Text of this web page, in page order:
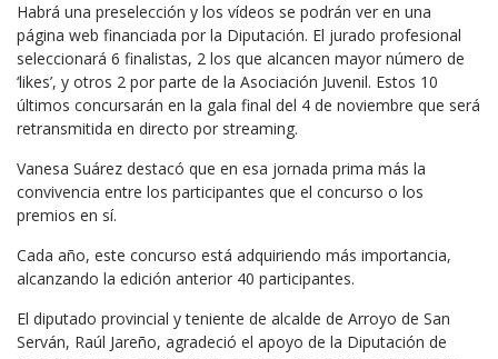
Habrá una preselección y los vídeos se podrán ver en una
página web financiada por la Diputación. El jurado profesional
seleccionará 6 finalistas, 2 los que alcancen mayor número de
‘likes’, y otros 2 por parte de la Asociación Juvenil. Estos 10
últimos concursarán en la gala final del 4 de noviembre que será
retransmitida en directo por streaming.
Vanesa Suárez destacó que en esa jornada prima más la
convivencia entre los participantes que el concurso o los
premios en sí.
Cada año, este concurso está adquiriendo más importancia,
alcanzando la edición anterior 40 participantes.
El diputado provincial y teniente de alcalde de Arroyo de San
Serván, Raúl Jareño, agradeció el apoyo de la Diputación de